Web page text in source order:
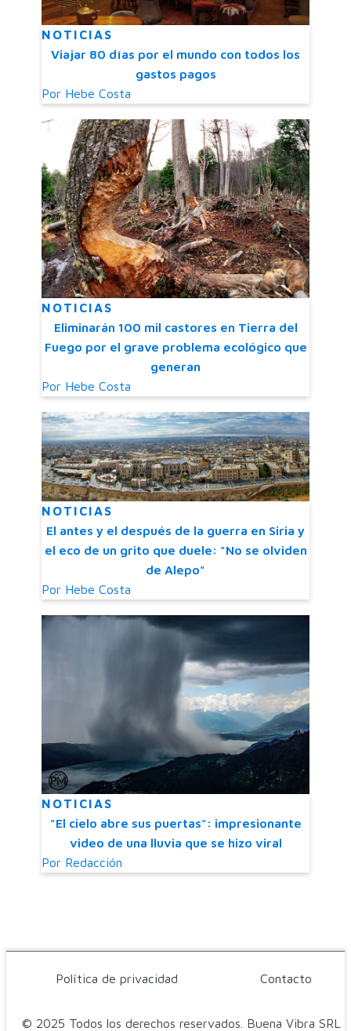
NOTICIAS
Viajar 80 días por el mundo con todos los
gastos pagos
Por Hebe Costa
NOTICIAS
Eliminarán 100 mil castores en Tierra del
Fuego por el grave problema ecológico que
generan
Por Hebe Costa
NOTICIAS
El antes y el después de la guerra en Siria y
el eco de un grito que duele: "No se olviden
de Alepo"
Por Hebe Costa
NOTICIAS
"El cielo abre sus puertas": impresionante
video de una lluvia que se hizo viral
Por Redacción
© 2025 Todos los derechos reservados. Buena Vibra SRL
Política de privacidad Contacto